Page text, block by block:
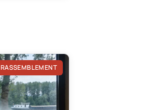
RASSEMBLEMENT